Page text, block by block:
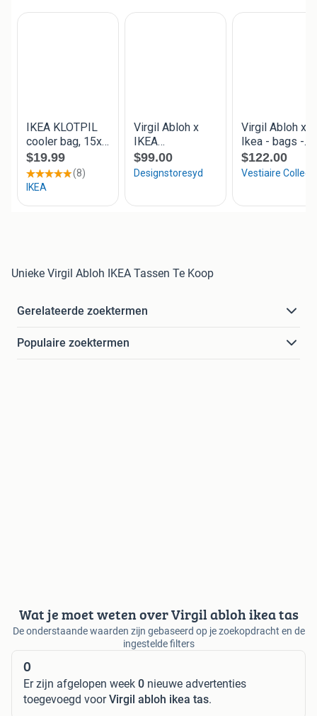
Unieke Virgil Abloh IKEA Tassen Te Koop
Gerelateerde zoektermen
Populaire zoektermen
Wat je moet weten over Virgil abloh ikea tas
De onderstaande waarden zijn gebaseerd op je zoekopdracht en de
ingestelde filters
0
Er zijn afgelopen week 0 nieuwe advertenties
toegevoegd voorVirgil abloh ikea tas.